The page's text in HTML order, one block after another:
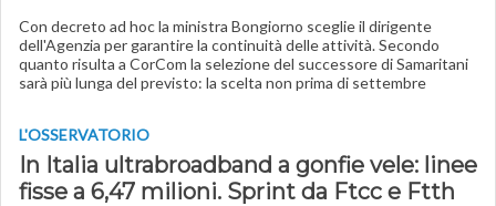
Con decreto ad hoc la ministra Bongiorno sceglie il dirigente
dell'Agenzia per garantire la continuità delle attività. Secondo
quanto risulta a CorCom la selezione del successore di Samaritani
sarà più lunga del previsto: la scelta non prima di settembre
L'OSSERVATORIO
In Italia ultrabroadband a gonfie vele: linee
fisse a 6,47 milioni. Sprint da Ftcc e Ftth